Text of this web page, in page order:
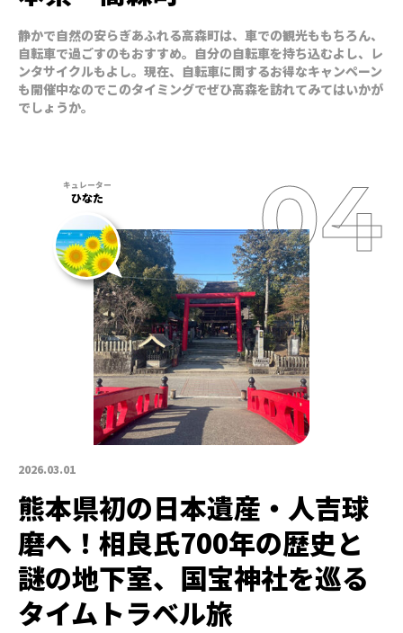
静かで自然の安らぎあふれる高森町は、車での観光ももちろん、
自転車で過ごすのもおすすめ。自分の自転車を持ち込むよし、レ
ンタサイクルもよし。現在、自転車に関するお得なキャンペーン
も開催中なのでこのタイミングでぜひ高森を訪れてみてはいかが
でしょうか。
2026.03.01
ひなた
熊本県初の日本遺産・人吉球
磨へ！相良氏700年の歴史と
謎の地下室、国宝神社を巡る
タイムトラベル旅